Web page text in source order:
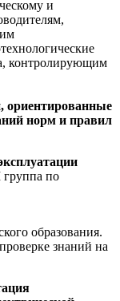
и
контролирующим
норм и правил
группа по
образования.
знаний на